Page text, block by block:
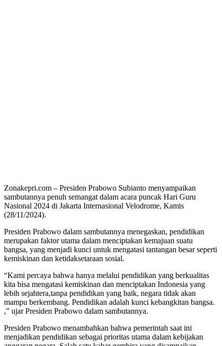
Zonakepri.com – Presiden Prabowo Subianto menyampaikan
sambutannya penuh semangat dalam acara puncak Hari Guru
Nasional 2024 di Jakarta Internasional Velodrome, Kamis
(28/11/2024).
Presiden Prabowo dalam sambutannya menegaskan, pendidikan
merupakan faktor utama dalam menciptakan kemajuan suatu
bangsa, yang menjadi kunci untuk mengatasi tantangan besar seperti
kemiskinan dan ketidaksetaraan sosial.
“Kami percaya bahwa hanya melalui pendidikan yang berkualitas
kita bisa mengatasi kemiskinan dan menciptakan Indonesia yang
lebih sejahtera,tanpa pendidikan yang baik, negara tidak akan
mampu berkembang. Pendidikan adalah kunci kebangkitan bangsa.
,” ujar Presiden Prabowo dalam sambutannya.
Presiden Prabowo menambahkan bahwa pemerintah saat ini
menjadikan pendidikan sebagai prioritas utama dalam kebijakan